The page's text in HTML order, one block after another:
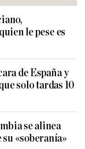
le pese es
de España y
solo tardas 10
se alinea
«soberanía»